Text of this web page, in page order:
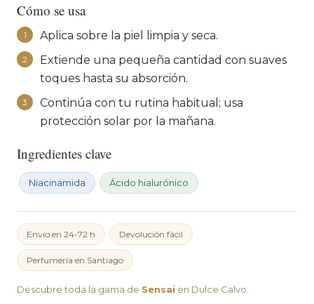
Cómo se usa
1 Aplica sobre la piel limpia y seca.
2
Extiende una pequeña cantidad con suaves
toques hasta su absorción.
3
Continúa con tu rutina habitual; usa
protección solar por la mañana.
Ingredientes clave
Niacinamida Ácido hialurónico
Envío en 24-72 h Devolución fácil
Perfumería en Santiago
Descubre toda la gama de Sensai en Dulce Calvo.